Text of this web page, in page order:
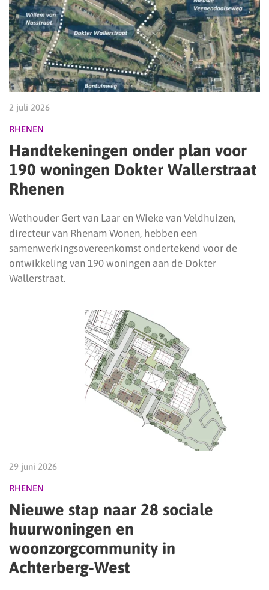
2 juli 2026
RHENEN
Handtekeningen onder plan voor
190 woningen Dokter Wallerstraat
Rhenen
Wethouder Gert van Laar en Wieke van Veldhuizen,
directeur van Rhenam Wonen, hebben een
samenwerkingsovereenkomst ondertekend voor de
ontwikkeling van 190 woningen aan de Dokter
Wallerstraat.
29 juni 2026
RHENEN
Nieuwe stap naar 28 sociale
huurwoningen en
woonzorgcommunity in
Achterberg-West